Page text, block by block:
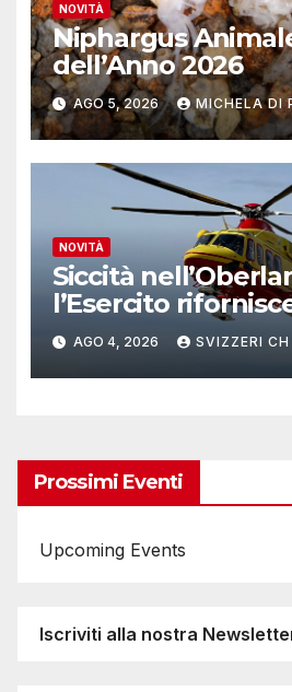
NOVITÀ
Niphargus
dell’Anno 2026
AGO 5, 2026 MICHELA DI
NOVITÀ
Siccità
l’Esercito
due alpeggi
AGO 4, 2026 SVIZZERI CH
Prossimi Eventi
Upcoming Events
Iscriviti alla nostra